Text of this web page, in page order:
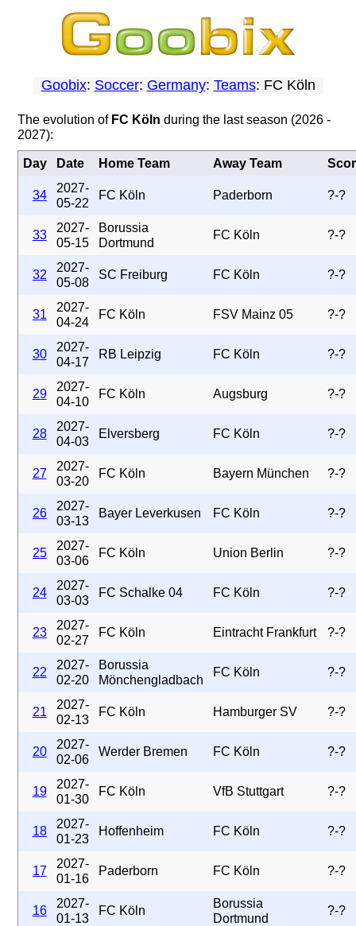
Goobix: Soccer: Germany: Teams: FC Köln
The evolution of FC Köln during the last season (2026 -
2027):
Day Date Home Team Away Team
34
2027-
05-22
FC Köln Paderborn ?-?
33
2027-
05-15
Borussia
Dortmund
FC Köln ?-?
32
2027-
05-08
SC Freiburg FC Köln ?-?
31
2027-
04-24
FC Köln FSV Mainz 05 ?-?
30
2027-
04-17
RB Leipzig FC Köln ?-?
29
2027-
04-10
FC Köln Augsburg ?-?
28
2027-
04-03
Elversberg FC Köln ?-?
27
2027-
03-20
FC Köln Bayern München ?-?
26
2027-
03-13
Bayer Leverkusen FC Köln ?-?
25
2027-
03-06
FC Köln Union Berlin ?-?
24
2027-
03-03
FC Schalke 04 FC Köln ?-?
23
2027-
02-27
FC Köln Eintracht Frankfurt ?-?
22
2027-
02-20
Borussia
Mönchengladbach
FC Köln ?-?
21
2027-
02-13
FC Köln Hamburger SV ?-?
20
2027-
02-06
Werder Bremen FC Köln ?-?
19
2027-
01-30
FC Köln VfB Stuttgart ?-?
18
2027-
01-23
Hoffenheim FC Köln ?-?
17
2027-
01-16
Paderborn FC Köln ?-?
16
2027-
01-13
FC Köln
Borussia
Dortmund
?-?